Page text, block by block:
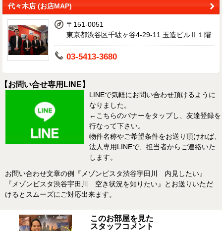
代々木店 (お店MAP)
〒151-0051
東京都渋谷区千駄ヶ谷4-29-11 玉造ビルⅡ１階
03-5413-3680
【お問い合せ専用LINE】
LINEで気軽にお問い合わせ頂けるように
なりました。
←こちらのバナーをタップし、友達登録を
行なって下さい。
物件名称やご希望条件をお送り頂ければ、
法人専用LINEで、担当者からご連絡いた
します。
お問い合わせ文章の例『メゾンビスタ渋谷宇田川 内見したい』
『メゾンビスタ渋谷宇田川 空き状況を知りたい』とお送りいただ
けるとスムーズにご対応出来ます。
このお部屋を見た
スタッフコメント